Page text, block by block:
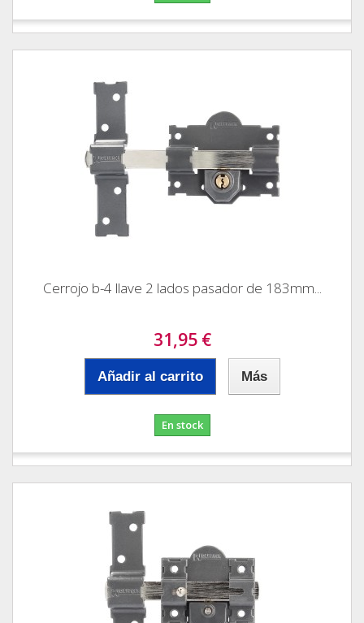
Cerrojo b-4 llave 2 lados pasador de 183mm...
31,95 €
Añadir al carrito Más
En stock